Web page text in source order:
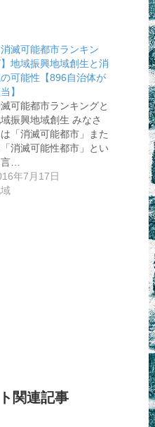
消滅可能都市ランキン
地域振興地域創生と消
可能性【896自治体が
】
可能都市ランキングと
振興地域創生 みなさ
は「消滅可能都市」また
消滅可能性都市」とい
…
年7月17日
関連記事